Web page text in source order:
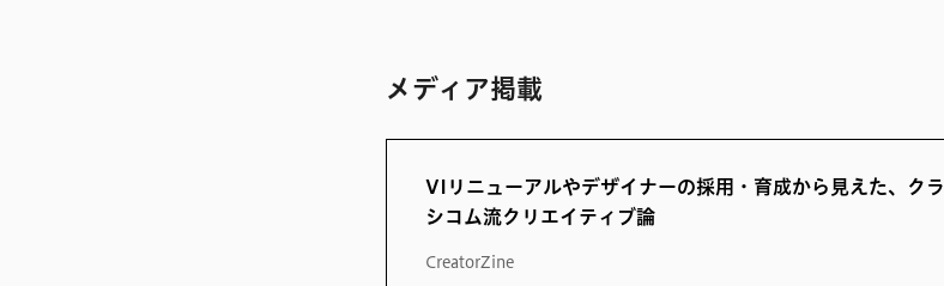
メディア掲載
VIリニューアルやデザイナーの採用・育成から見えた、クラ
シコム流クリエイティブ論
CreatorZine